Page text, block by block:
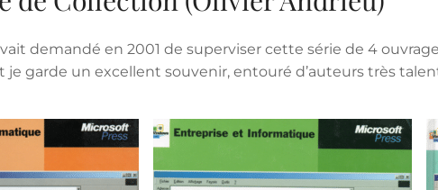
demandé en 2001 de superviser cette série de 4
je garde un excellent souvenir, entouré d’auteurs très